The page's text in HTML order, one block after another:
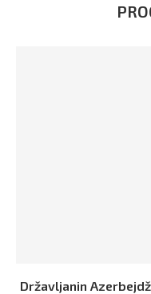
Državljanin